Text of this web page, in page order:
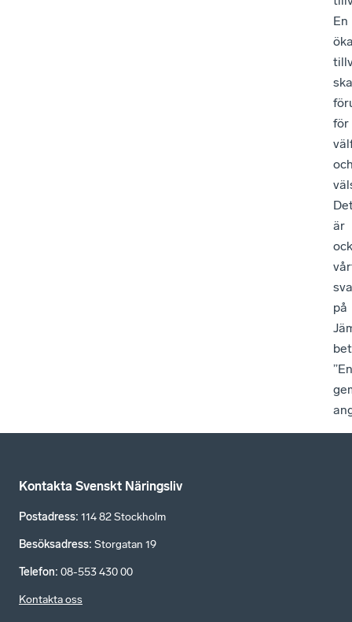
En
för
är
på
”En
Kontakta Svenskt Näringsliv
Postadress: 114 82 Stockholm
Besöksadress: Storgatan 19
Telefon: 08-553 430 00
Kontakta oss